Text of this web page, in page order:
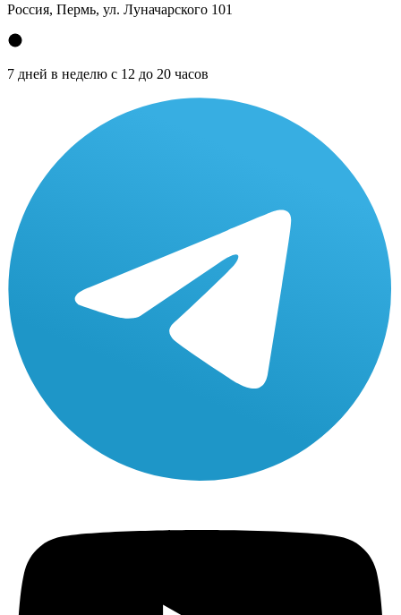
Россия, Пермь, ул. Луначарского 101
7 дней в неделю с 12 до 20 часов